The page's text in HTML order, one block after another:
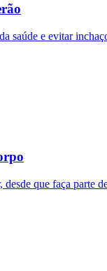
saúde e evitar
que faça parte